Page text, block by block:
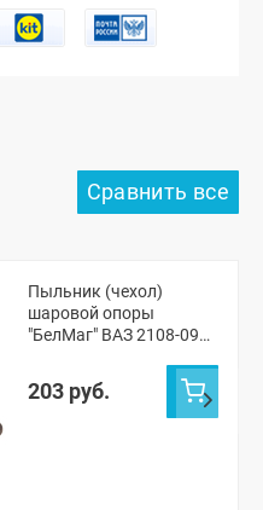
Пыльник (чехол)
шаровой опоры
"БелМаг" ВАЗ 2108-099,
203 руб.